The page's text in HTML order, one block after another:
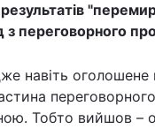
з переговорного
навіть оголошене
Тобто вийшов –